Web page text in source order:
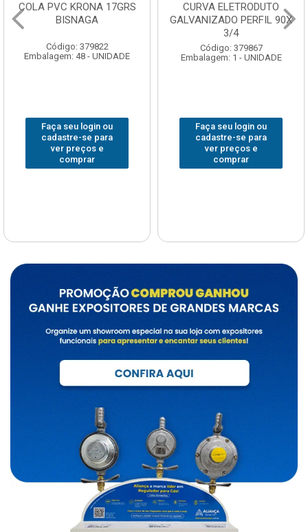
COLA PVC KRONA 17GRS
BISNAGA
Código: 379822
Embalagem: 48 - UNIDADE
Faça seu login ou
cadastre-se para
ver preços e
comprar
CURVA ELETRODUTO
GALVANIZADO PERFIL 90X
3/4
Código: 379867
Embalagem: 1 - UNIDADE
Faça seu login ou
cadastre-se para
ver preços e
comprar